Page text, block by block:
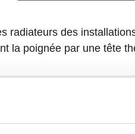
radiateurs des
la poignée par une tête